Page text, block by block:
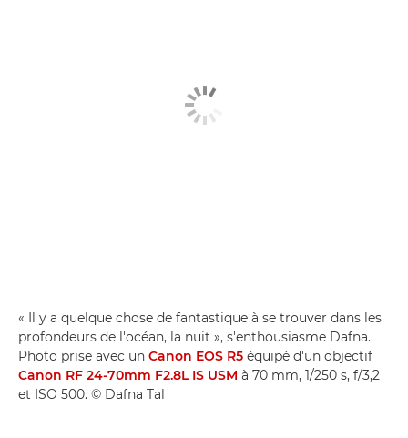
« Il y a quelque chose de fantastique à se trouver dans les
profondeurs de l'océan, la nuit », s'enthousiasme Dafna.
Photo prise avec un Canon EOS R5 équipé d'un objectif
Canon RF 24-70mm F2.8L IS USM à 70 mm, 1/250 s, f/3,2
et ISO 500. © Dafna Tal